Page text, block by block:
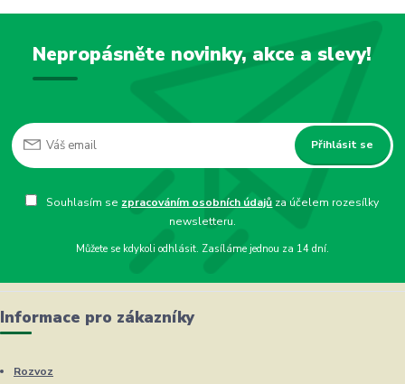
Nepropásněte novinky, akce a slevy!
Přihlásit se
Souhlasím se zpracováním osobních údajů za účelem rozesílky
newsletteru.
Můžete se kdykoli odhlásit. Zasíláme jednou za 14 dní.
Informace pro zákazníky
Rozvoz